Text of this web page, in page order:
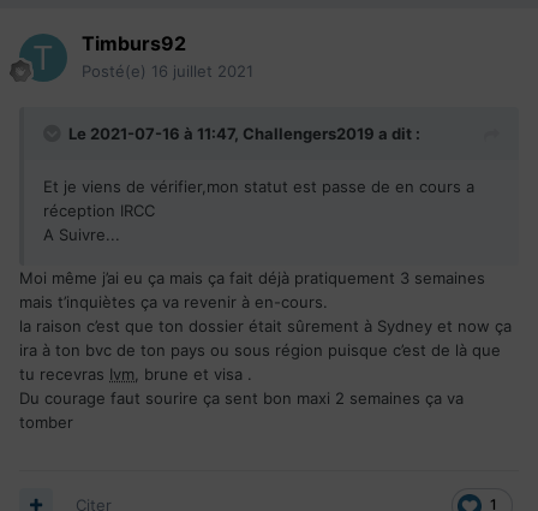
Timburs92
Posté(e) 16 juillet 2021
Le 2021-07-16 à 11:47, Challengers2019 a dit :
Et je viens de vérifier,mon statut est passe de en cours a
réception IRCC
A Suivre...
Moi même j’ai eu ça mais ça fait déjà pratiquement 3 semaines
mais t’inquiètes ça va revenir à en-cours.
la raison c’est que ton dossier était sûrement à Sydney et now ça
ira à ton bvc de ton pays ou sous région puisque c’est de là que
tu recevras Ivm , brune et visa .
Du courage faut sourire ça sent bon maxi 2 semaines ça va
tomber
1
Citer